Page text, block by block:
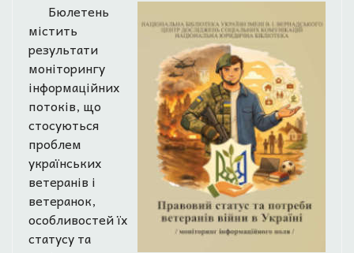
Бюлетень
містить
результати
моніторингу
інформаційних
потоків, що
стосуються
проблем
українських
ветеранів і
ветеранок,
особливостей їх
статусу та